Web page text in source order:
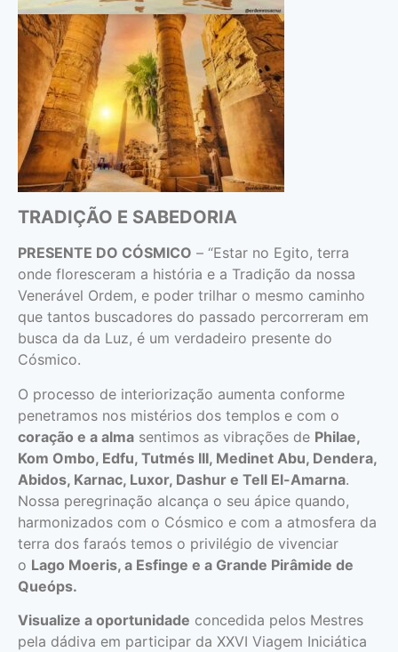
TRADIÇÃO E SABEDORIA
PRESENTE DO CÓSMICO – “Estar no Egito, terra
onde floresceram a história e a Tradição da nossa
Venerável Ordem, e poder trilhar o mesmo caminho
que tantos buscadores do passado percorreram em
busca da da Luz, é um verdadeiro presente do
Cósmico.
O processo de interiorização aumenta conforme
penetramos nos mistérios dos templos e com o
coração e a alma sentimos as vibrações de Philae,
Kom Ombo, Edfu, Tutmés III, Medinet Abu, Dendera,
Abidos, Karnac, Luxor, Dashur e Tell El-Amarna.
Nossa peregrinação alcança o seu ápice quando,
harmonizados com o Cósmico e com a atmosfera da
terra dos faraós temos o privilégio de vivenciar
o Lago Moeris, a Esfinge e a Grande Pirâmide de
Queóps.
Visualize a oportunidade concedida pelos Mestres
pela dádiva em participar da XXVI Viagem Iniciática